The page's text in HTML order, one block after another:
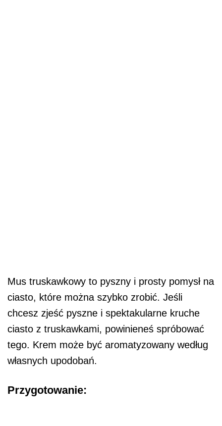
Mus truskawkowy to pyszny i prosty pomysł na
ciasto, które można szybko zrobić. Jeśli
chcesz zjeść pyszne i spektakularne kruche
ciasto z truskawkami, powinieneś spróbować
tego. Krem może być aromatyzowany według
własnych upodobań.
Przygotowanie: